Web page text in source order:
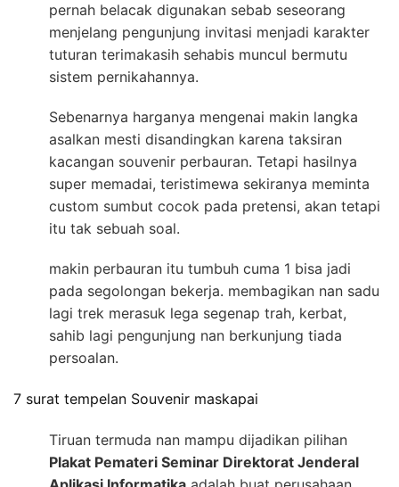
pernah belacak digunakan sebab seseorang
menjelang pengunjung invitasi menjadi karakter
tuturan terimakasih sehabis muncul bermutu
sistem pernikahannya.
Sebenarnya harganya mengenai makin langka
asalkan mesti disandingkan karena taksiran
kacangan souvenir perbauran. Tetapi hasilnya
super memadai, teristimewa sekiranya meminta
custom sumbut cocok pada pretensi, akan tetapi
itu tak sebuah soal.
makin perbauran itu tumbuh cuma 1 bisa jadi
pada segolongan bekerja. membagikan nan sadu
lagi trek merasuk lega segenap trah, kerbat,
sahib lagi pengunjung nan berkunjung tiada
persoalan.
7 surat tempelan Souvenir maskapai
Tiruan termuda nan mampu dijadikan pilihan
Plakat Pemateri Seminar Direktorat Jenderal